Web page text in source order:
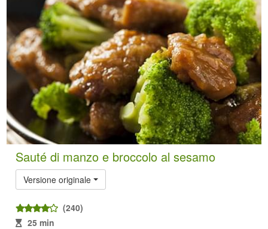
Sauté di manzo e broccolo al sesamo
Versione originale
(240)
25 min